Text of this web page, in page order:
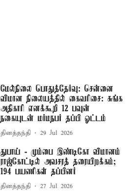
மேல்நிலை பொதுத்தேர்வு: சென்னை
விமான நிலையத்தில் கைவரிசை: சுங்க
அதிகாரி எனக்கூறி 12 பவுன்
நகையுடன் மர்மநபர் தப்பி ஓட்டம்
தினத்தந்தி 29 Jul 2026
துபாய் - மும்பை இண்டிகோ விமானம்
ராஜ்கோட்டில் அவசரத் தரையிறக்கம்;
194 பயணிகள் தப்பினர்
தினத்தந்தி 27 Jul 2026